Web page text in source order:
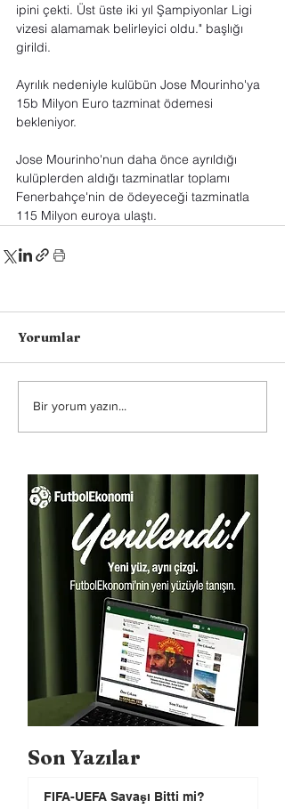
ipini çekti. Üst üste iki yıl Şampiyonlar Ligi
vizesi alamamak belirleyici oldu." başlığı
girildi.
Ayrılık nedeniyle kulübün Jose Mourinho'ya
15b Milyon Euro tazminat ödemesi
bekleniyor.
Jose Mourinho'nun daha önce ayrıldığı
kulüplerden aldığı tazminatlar toplamı
Fenerbahçe'nin de ödeyeceği tazminatla
115 Milyon euroya ulaştı.
Yorumlar
Bir yorum yazın...
Son Yazılar
FIFA-UEFA Savaşı Bitti mi?